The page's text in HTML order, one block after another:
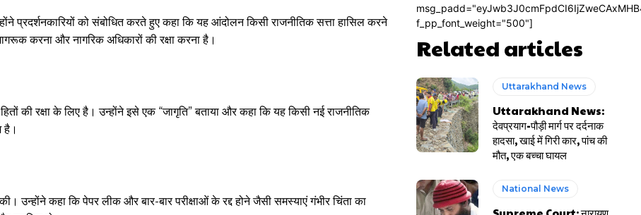
प्रदर्शनकारियों को संबोधित करते हुए कहा कि यह आंदोलन किसी राजनीतिक सत्ता हासिल करने
करना और नागरिक अधिकारों की रक्षा करना है।
की रक्षा के लिए है। उन्होंने इसे एक “जागृति” बताया और कहा कि यह किसी नई राजनीतिक
है।
उन्होंने कहा कि पेपर लीक और बार-बार परीक्षाओं के रद्द होने जैसी समस्याएं गंभीर चिंता का
f_pp_font_weight="500"]
Related articles
Uttarakhand News
Uttarakhand News:
देवप्रयाग-पौड़ी मार्ग पर दर्दनाक
हादसा, खाई में गिरी कार, पांच की
मौत, एक बच्चा घायल
National News